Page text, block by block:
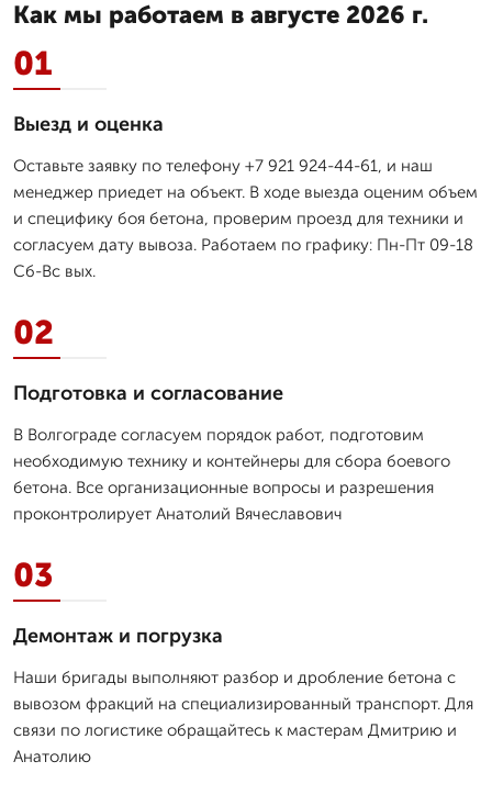
Как мы работаем в августе 2026 г.
01
Выезд и оценка
Оставьте заявку по телефону +7 921 924-44-61, и наш
менеджер приедет на объект. В ходе выезда оценим объем
и специфику боя бетона, проверим проезд для техники и
согласуем дату вывоза. Работаем по графику: Пн-Пт 09-18
Сб-Вс вых.
02
Подготовка и согласование
В Волгограде согласуем порядок работ, подготовим
необходимую технику и контейнеры для сбора боевого
бетона. Все организационные вопросы и разрешения
проконтролирует Анатолий Вячеславович
03
Демонтаж и погрузка
Наши бригады выполняют разбор и дробление бетона с
вывозом фракций на специализированный транспорт. Для
связи по логистике обращайтесь к мастерам Дмитрию и
Анатолию